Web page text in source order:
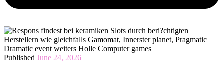
Published June 24, 2026